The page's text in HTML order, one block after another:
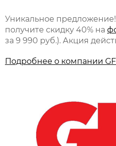
Уникальное
получите скидку 40% на
за 9 990 руб.). Акция
Подробнее о компании